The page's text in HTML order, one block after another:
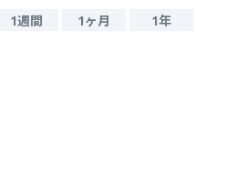
1週間 1ヶ月 1年